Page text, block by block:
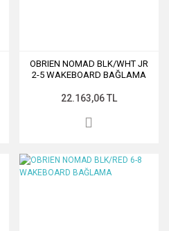
OBRIEN NOMAD BLK/WHT JR
2-5 WAKEBOARD BAĞLAMA
22.163,06 TL